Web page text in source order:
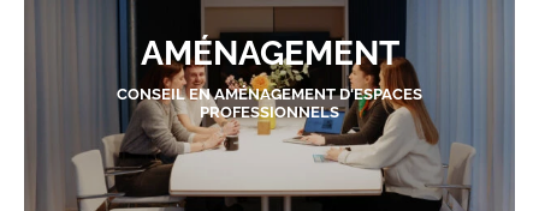
AMÉNAGEMENT
CONSEIL EN AMÉNAGEMENT D'ESPACES
PROFESSIONNELS